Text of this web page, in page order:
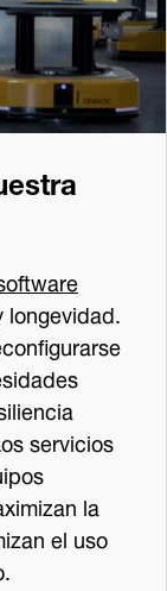
servicios
la
el uso